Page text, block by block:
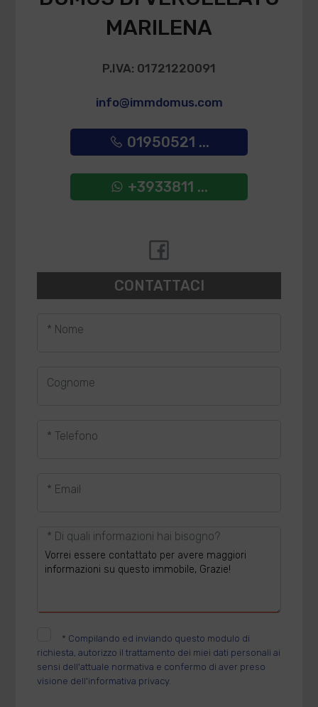
MARILENA
P.IVA: 01721220091
info@immdomus.com
01950521 ...
+3933811 ...
CONTATTACI
* Nome
Cognome
* Telefono
* Email
* Di quali informazioni hai bisogno?
* Compilando ed inviando questo modulo di
richiesta, autorizzo il trattamento dei miei dati personali ai
sensi dell'attuale normativa e confermo di aver preso
visione dell'informativa privacy.